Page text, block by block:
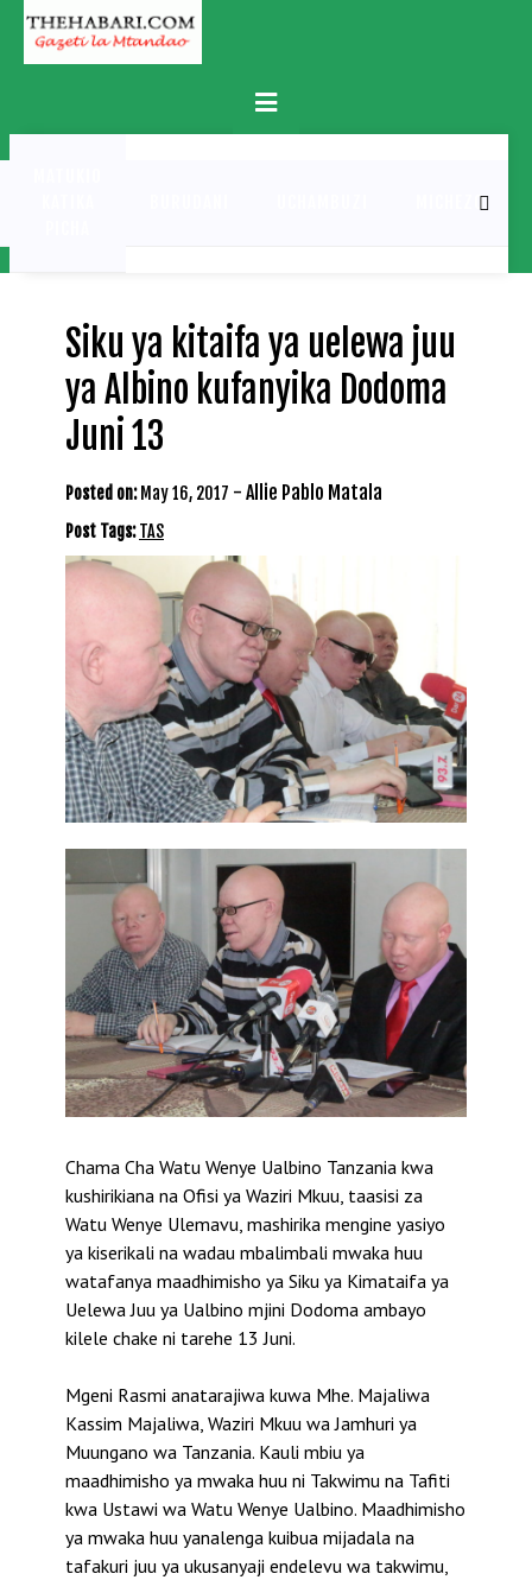
Skip
content
Primary
Menu
MICHEZO
Siku ya kitaifa ya uelewa juu
ya Albino kufanyika Dodoma
Juni 13
Posted on: May 16, 2017 - Allie Pablo Matala
Post Tags:TAS
Chama Cha Watu Wenye Ualbino Tanzania kwa
kushirikiana na Ofisi ya Waziri Mkuu, taasisi za
Watu Wenye Ulemavu, mashirika mengine yasiyo
ya kiserikali na wadau mbalimbali mwaka huu
watafanya maadhimisho ya Siku ya Kimataifa ya
Uelewa Juu ya Ualbino mjini Dodoma ambayo
kilele chake ni tarehe 13 Juni.
Mgeni Rasmi anatarajiwa kuwa Mhe. Majaliwa
Kassim Majaliwa, Waziri Mkuu wa Jamhuri ya
Muungano wa Tanzania. Kauli mbiu ya
maadhimisho ya mwaka huu ni Takwimu na Tafiti
kwa Ustawi wa Watu Wenye Ualbino. Maadhimisho
ya mwaka huu yanalenga kuibua mijadala na
tafakuri juu ya ukusanyaji endelevu wa takwimu,